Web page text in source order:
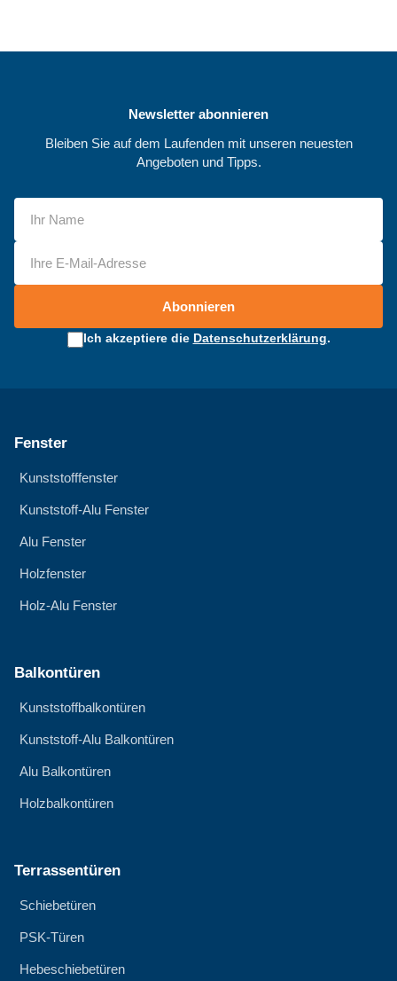
Newsletter abonnieren
Bleiben Sie auf dem Laufenden mit unseren neuesten
Angeboten und Tipps.
Abonnieren
Ich akzeptiere die Datenschutzerklärung.
Fenster
Kunststofffenster
Kunststoff-Alu Fenster
Alu Fenster
Holzfenster
Holz-Alu Fenster
Balkontüren
Kunststoffbalkontüren
Kunststoff-Alu Balkontüren
Alu Balkontüren
Holzbalkontüren
Terrassentüren
Schiebetüren
PSK-Türen
Hebeschiebetüren